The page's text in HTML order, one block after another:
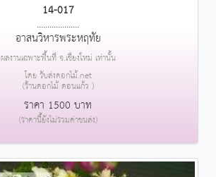
14-017
....................
อาสนวิหารพระหฤทัย
ผลงานเฉพาะพื้นที่ จ.เชียงใหม่ เท่านั้น
โดย รับส่งดอกไม้.net
(ร้านดอกไม้ ดอนแก้ว )
ราคา 1500 บาท
(ราคานี้ยังไม่รวมค่าขนส่ง)